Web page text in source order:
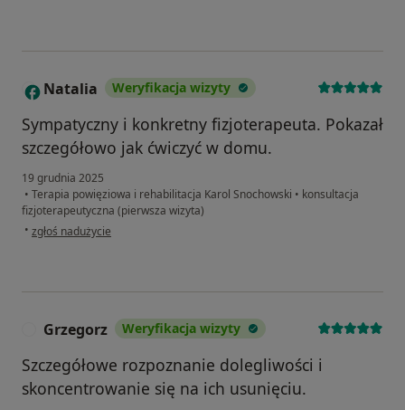
N Natalia Weryfikacja wizyty
Sympatyczny i konkretny fizjoterapeuta. Pokazał
szczegółowo jak ćwiczyć w domu.
19 grudnia 2025
• Terapia powięziowa i rehabilitacja Karol Snochowski • konsultacja
fizjoterapeutyczna (pierwsza wizyta)
• w opinii użytkownika Natalia
zgłoś nadużycie
Grzegorz Weryfikacja wizyty
Szczegółowe rozpoznanie dolegliwości i
skoncentrowanie się na ich usunięciu.